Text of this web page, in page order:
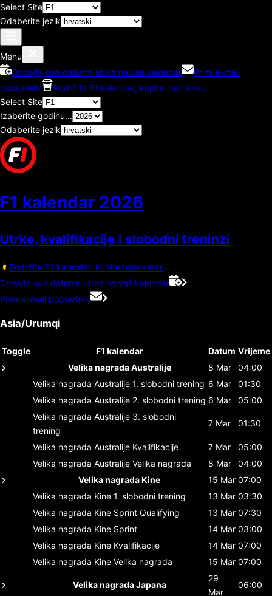
Select Site
Odaberite jezik
Menu
Dodajte ove datume utrka na vaš kalendar
Primi e-mail
podsjetnik
Podržite F1 kalendar, kupite nam kavu.
Select Site
Izaberite godinu...
Odaberite jezik
F1 kalendar 2026
Utrke, kvalifikacije i slobodni treninzi
Podržite F1 kalendar, kupite nam kavu.
Dodajte ove datume utrka na vaš kalendar
Primi e-mail podsjetnik
Asia/Urumqi
Toggle F1 kalendar Datum Vrijeme
Velika nagrada Australije
8 Mar
04:00
Velika nagrada Australije 1. slobodni trening 6 Mar
01:30
Velika nagrada Australije 2. slobodni trening 6 Mar
05:00
Velika nagrada Australije 3. slobodni
trening
7 Mar 01:30
Velika nagrada Australije Kvalifikacije 7 Mar
05:00
Velika nagrada Australije Velika nagrada 8 Mar
04:00
Velika nagrada Kine
15 Mar 07:00
Velika nagrada Kine 1. slobodni trening 13 Mar 03:30
Velika nagrada Kine Sprint Qualifying 13 Mar 07:30
Velika nagrada Kine Sprint 14 Mar 03:00
Velika nagrada Kine Kvalifikacije 14 Mar 07:00
Velika nagrada Kine Velika nagrada 15 Mar 07:00
Velika nagrada Japana
29
Mar
06:00